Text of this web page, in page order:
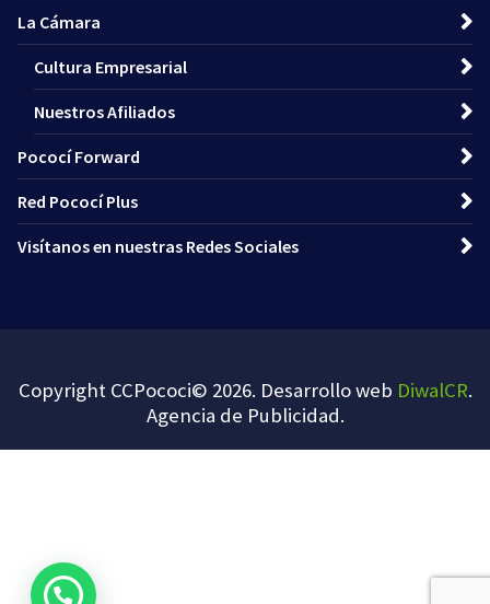
La Cámara
Cultura Empresarial
Nuestros Afiliados
Pococí Forward
Red Pococí Plus
Visítanos en nuestras Redes Sociales
Copyright CCPococi© 2026. Desarrollo web DiwalCR.
Agencia de Publicidad.